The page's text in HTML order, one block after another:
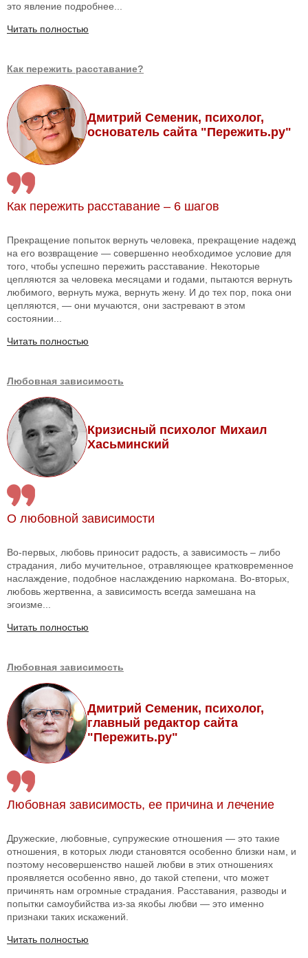
это явление подробнее...
Читать полностью
Как пережить расставание?
Дмитрий Семеник, психолог,
основатель сайта "Пережить.ру"
Как пережить расставание – 6 шагов
Прекращение попыток вернуть человека, прекращение надежд
на его возвращение — совершенно необходимое условие для
того, чтобы успешно пережить расставание. Некоторые
цепляются за человека месяцами и годами, пытаются вернуть
любимого, вернуть мужа, вернуть жену. И до тех пор, пока они
цепляются, — они мучаются, они застревают в этом
состоянии...
Читать полностью
Любовная зависимость
Кризисный психолог Михаил
Хасьминский
О любовной зависимости
Во-первых, любовь приносит радость, а зависимость – либо
страдания, либо мучительное, отравляющее кратковременное
наслаждение, подобное наслаждению наркомана. Во-вторых,
любовь жертвенна, а зависимость всегда замешана на
эгоизме...
Читать полностью
Любовная зависимость
Дмитрий Семеник, психолог,
главный редактор сайта
"Пережить.ру"
Любовная зависимость, ее причина и лечение
Дружеские, любовные, супружеские отношения — это такие
отношения, в которых люди становятся особенно близки нам, и
поэтому несовершенство нашей любви в этих отношениях
проявляется особенно явно, до такой степени, что может
причинять нам огромные страдания. Расставания, разводы и
попытки самоубийства из-за якобы любви — это именно
признаки таких искажений.
Читать полностью